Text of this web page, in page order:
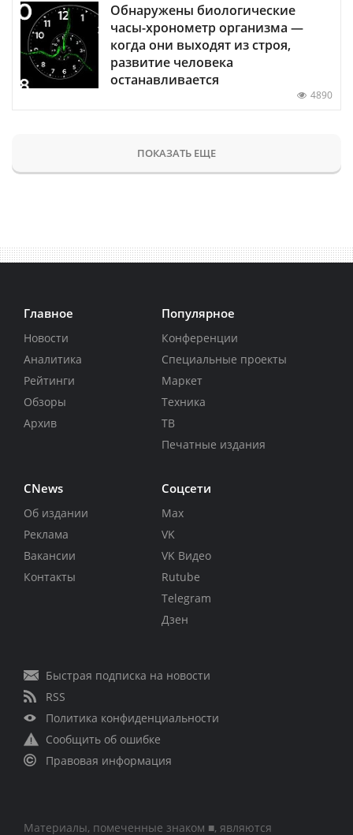
Обнаружены биологические
часы-хронометр организма —
когда они выходят из строя,
развитие человека
останавливается
4890
ПОКАЗАТЬ ЕЩЕ
Главное
Новости
Аналитика
Рейтинги
Обзоры
Архив
Популярное
Конференции
Специальные проекты
Маркет
Техника
ТВ
Печатные издания
CNews
Об издании
Реклама
Вакансии
Контакты
Соцсети
Max
VK
VK Видео
Rutube
Telegram
Дзен
Быстрая подписка на новости
RSS
Политика конфиденциальности
Сообщить об ошибке
Правовая информация
Материалы, помеченные знаком ■, являются